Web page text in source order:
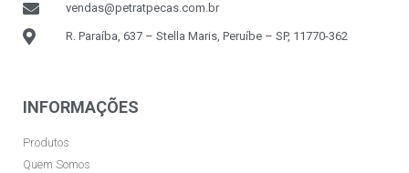
vendas@petratpecas.com.br
R. Paraíba, 637 – Stella Maris, Peruíbe – SP, 11770-362
INFORMAÇÕES
Produtos
Quem Somos